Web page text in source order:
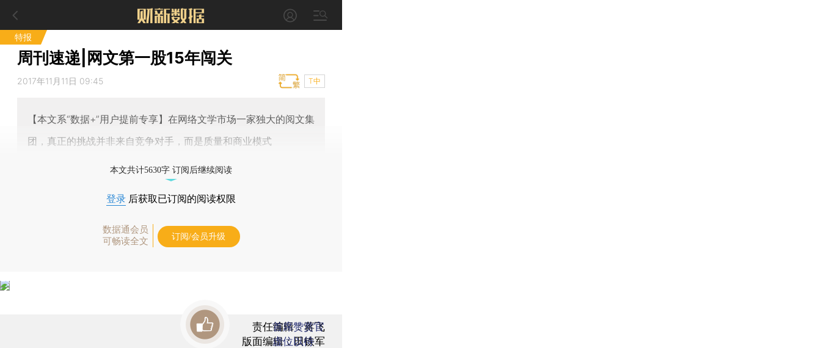
特报
周刊速递|网文第一股15年闯关
2017年11月11日 09:45 T中
【本文系“数据+”用户提前专享】在网络文学市场一家独大的阅文集
团，真正的挑战并非来自竞争对手，而是质量和商业模式
本文共计5630字 订阅后继续阅读
登录 后获取已订阅的阅读权限
数据通会员
可畅读全文
订阅/会员升级
责任编辑：蒋飞
版面编辑：田铁军
首席赞赏官
虚位以待